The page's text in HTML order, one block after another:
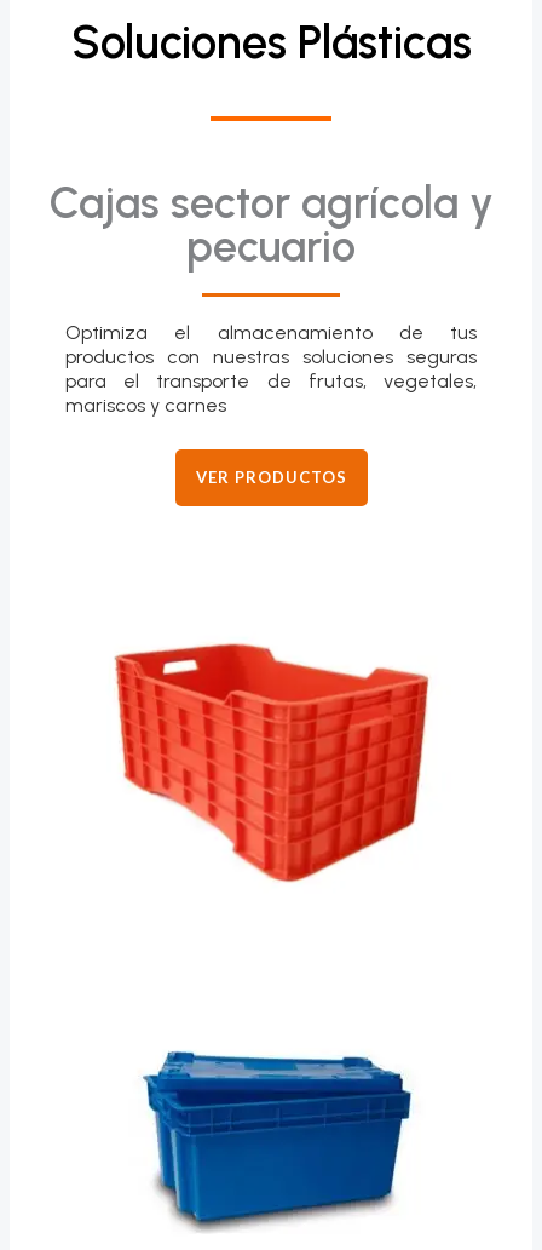
Soluciones Plásticas
Cajas sector agrícola y
pecuario
Optimiza el almacenamiento de tus
productos con nuestras soluciones seguras
para el transporte de frutas, vegetales,
mariscos y carnes
VER PRODUCTOS